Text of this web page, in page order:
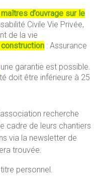
d’ouvrage sur le
Civile Vie Privée,
de la vie
: Assurance
garantie est possible.
doit être inférieure à 25
recherche
cadre de leurs chantiers
via la newsletter de
trouvée.
personnel.